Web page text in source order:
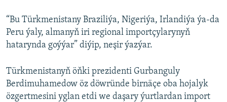
“Bu Türkmenistany Braziliýa, Nigeriýa, Irlandiýa ýa-da
Peru ýaly, almanyň iri regional importçylarynyň
hatarynda goýýar” diýip, neşir ýazýar.
Türkmenistanyň öňki prezidenti Gurbanguly
Berdimuhamedow öz döwründe birnäçe oba hojalyk
özgertmesini yglan etdi we daşary ýurtlardan import